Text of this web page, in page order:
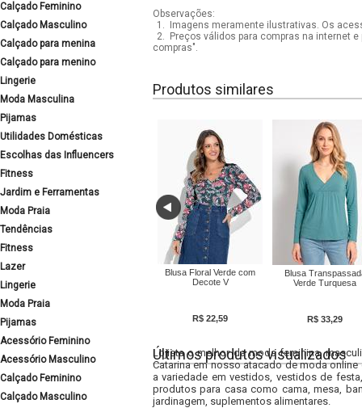
Calçado Feminino
Calçado Masculino
Calçado para menina
Calçado para menino
Lingerie
Moda Masculina
Pijamas
Utilidades Domésticas
Escolhas das Influencers
Fitness
Jardim e Ferramentas
Moda Praia
Tendências
Fitness
Lazer
Lingerie
Moda Praia
Pijamas
Acessório Feminino
Acessório Masculino
Calçado Feminino
Calçado Masculino
Observações:
1.
Imagens meramente ilustrativas. Os
2.
Preços válidos para compras na internet
compras".
Produtos similares
Blusa Floral Verde com
Decote V
R$ 22,59
Blusa
Verde Turquesa
R$ 33,29
Últimos produtos visualizados
Lojista o melhor da moda feminina,
Catarina em nosso atacado de moda
a variedade em vestidos, vestidos de
produtos para casa como cama, mesa,
jardinagem, suplementos alimentares.